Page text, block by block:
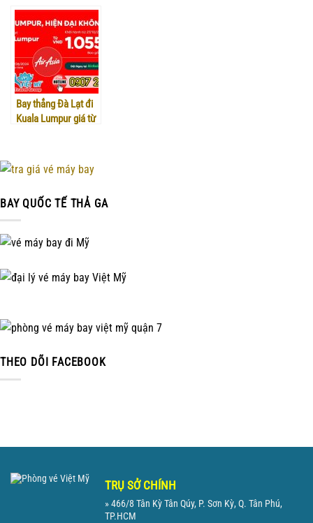
mãi 20% – 25% giá
vé từ Air Asia!
Bay thẳng Đà Lạt đi
Kuala Lumpur giá từ
BAY QUỐC TẾ THẢ GA
THEO DÕI FACEBOOK
TRỤ SỞ CHÍNH
» 466/8 Tân Kỳ Tân Qúy, P. Sơn Kỳ, Q. Tân Phú,
TP.HCM